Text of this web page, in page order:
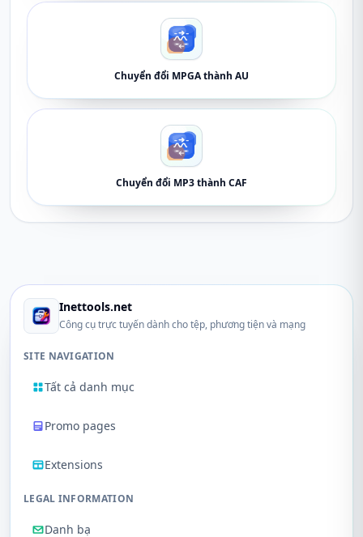
Chuyển đổi MPGA thành AU
Chuyển đổi MP3 thành CAF
Inettools.net
Công cụ trực tuyến dành cho tệp, phương tiện và mạng
SITE NAVIGATION
Tất cả danh mục
Promo pages
Extensions
LEGAL INFORMATION
Danh bạ